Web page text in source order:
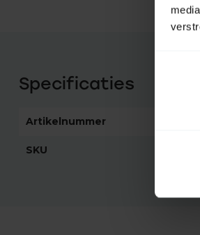
Specificaties
Artikelnummer
SKU